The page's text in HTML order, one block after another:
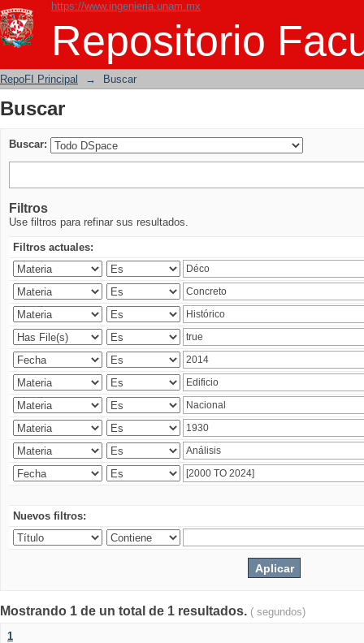
https://www.ingenieria.unam.mx
Repositorio
Buscar
RepoFI Principal → Buscar
Buscar
Buscar:
Filtros
Use filtros para refinar sus resultados.
Filtros actuales:
Nuevos filtros:
Mostrando 1 de un total de 1 resultados. ( segundos)
1